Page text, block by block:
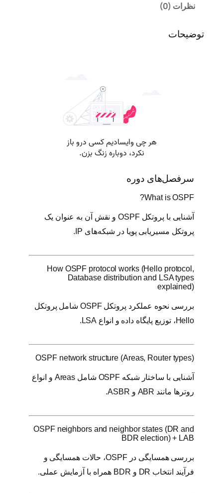
C
نظرات (0)
توضیحات
سرفصل‌های دوره
What is OSPF?
آشنایی با پروتکل OSPF و نقش آن به عنوان یک
پروتکل مسیریابی پویا در شبکه‌های IP.
How OSPF protocol works (Hello protocol,
Database distribution and LSA types
explained)
بررسی نحوه عملکرد پروتکل OSPF شامل پروتکل
Hello، توزیع پایگاه داده و انواع LSA.
OSPF network structure (Areas, Router types)
آشنایی با ساختار شبکه OSPF شامل Areas و انواع
روترها مانند ABR و ASBR.
OSPF neighbors and neighbor states (DR and
BDR election) + LAB
بررسی همسایگی در OSPF، حالات همسایگی و
فرآیند انتخاب DR و BDR همراه با آزمایش عملی.